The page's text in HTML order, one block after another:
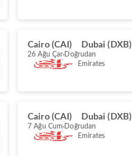
Cairo (CAI) Dubai (DXB)
26 Ağu Çar Doğrudan
Emirates
Cairo (CAI) Dubai (DXB)
7 Ağu Cum Doğrudan
Emirates